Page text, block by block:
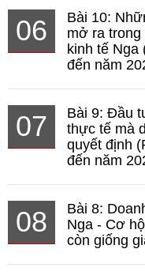
06
Bài 10:
mở ra trong
kinh tế Nga
đến năm
07
Bài 9: Đầu
thực tế mà
quyết định
đến năm
08
Bài 8:
Nga - Cơ
còn giống